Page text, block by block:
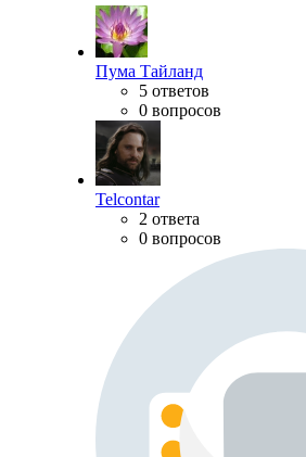
Пума Тайланд
5 ответов
0 вопросов
Telcontar
2 ответа
0 вопросов